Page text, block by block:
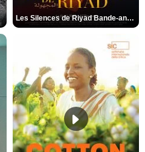
Les Silences de Riyad Bande-annonce VO STFR